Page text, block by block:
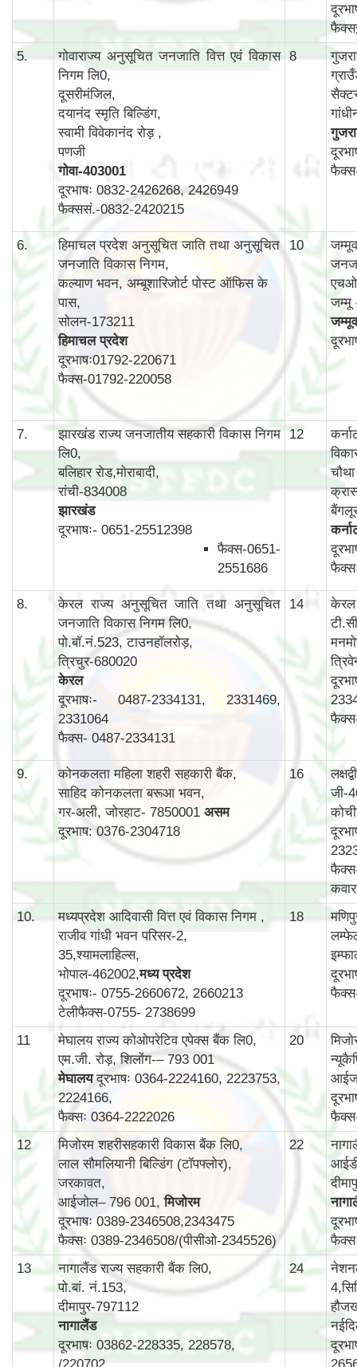
5.
गोवाराज्य अनुसूचित जनजाति वित्त एवं विकास
निगम लि0,
दूसरीमंजिल,
दयानंद स्मृति बिल्डिंग,
स्वामी विवेकानंद रोड़ ,
पणजी
गोवा-403001
दूरभाषः 0832-2426268, 2426949
फैक्ससं.-0832-2420215
8
6.
हिमाचल प्रदेश अनुसूचित जाति तथा अनुसूचित
जनजाति विकास निगम,
कल्याण भवन, अम्बूशारिजोर्ट पोस्ट ऑफिस के
पास,
सोलन-173211
हिमाचल प्रदेश
दूरभाषः01792-220671
फैक्स-01792-220058
10
एचओ
जम्मू
7.
झारखंड राज्य जनजातीय सहकारी विकास निगम
लि0,
बलिहार रोड,मोराबादी,
रांची-834008
झारखंड
दूरभाषः- 0651-25512398
फैक्स-0651-
2551686
12
8.
केरल राज्य अनुसूचित जाति तथा अनुसूचित
जनजाति विकास निगम लि0,
पो.बॉ.नं.523, टाउनहॉलरोड़,
त्रिचुर-680020
केरल
दूरभाषः- 0487-2334131, 2331469,
2331064
फैक्स- 0487-2334131
14
केरल
9.
कोनकलता महिला शहरी सहकारी बैंक,
साहिद कोनकलता बरूआ भवन,
गर-अली, जोरहाट- 7850001 असम
दूरभाष: 0376-2304718
16
जी-
10.
मध्यप्रदेश आदिवासी वित्त एवं विकास निगम ,
राजीव गांधी भवन परिसर-2,
35,श्यामलाहिल्स,
भोपाल-462002,मध्य प्रदेश
दूरभाषः- 0755-2660672, 2660213
टेलीफैक्स-0755- 2738699
18
11
मेघालय राज्य कोओपरेटिव एपेक्स बैंक लि0,
एम.जी. रोड़, शिलोंग-– 793 001
मेघालयदूरभाषः 0364-2224160, 2223753,
2224166,
फैक्सः 0364-2222026
20
12
मिजोरम शहरीसहकारी विकास बैंक लि0,
लाल सौमलियानी बिल्डिंग (टॉपफ्लोर),
जरकावत,
आईजोल– 796 001,मिजोरम
दूरभाषः 0389-2346508,2343475
फैक्सः 0389-2346508/(पीसीओ-2345526)
22
13
नागालैंड राज्य सहकारी बैंक लि0,
पो.बां. नं.153,
दीमापुर-797112
नागालैंड
दूरभाषः 03862-228335, 228578,
/220702
24